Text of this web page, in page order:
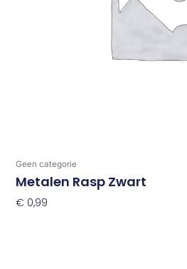
Geen categorie
Metalen Rasp Zwart
€ 0,99